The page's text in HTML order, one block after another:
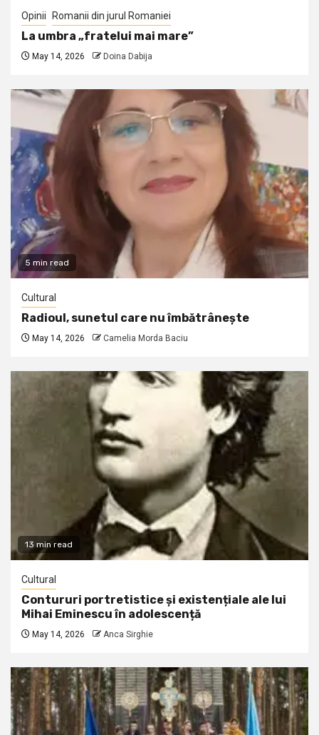
Opinii Romanii din jurul Romaniei
La umbra „fratelui mai mare”
May 14, 2026 Doina Dabija
5 min read
Cultural
Radioul, sunetul care nu îmbătrânește
May 14, 2026 Camelia Morda Baciu
13 min read
Cultural
Contururi portretistice și existențiale ale lui
Mihai Eminescu în adolescență
May 14, 2026 Anca Sirghie